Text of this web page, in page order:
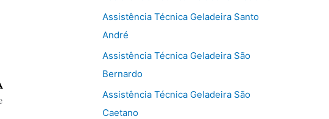
Assistência Técnica Geladeira Santo
André
Assistência Técnica Geladeira São
Bernardo
Assistência Técnica Geladeira São
Caetano